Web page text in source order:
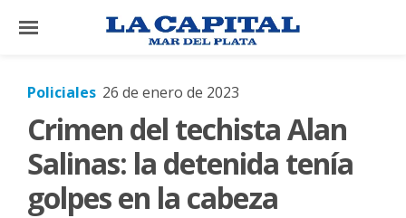
×
El
País
Mundo
Policiales 26 de enero de 2023
Crimen del techista Alan
Salinas: la detenida tenía
golpes en la cabeza